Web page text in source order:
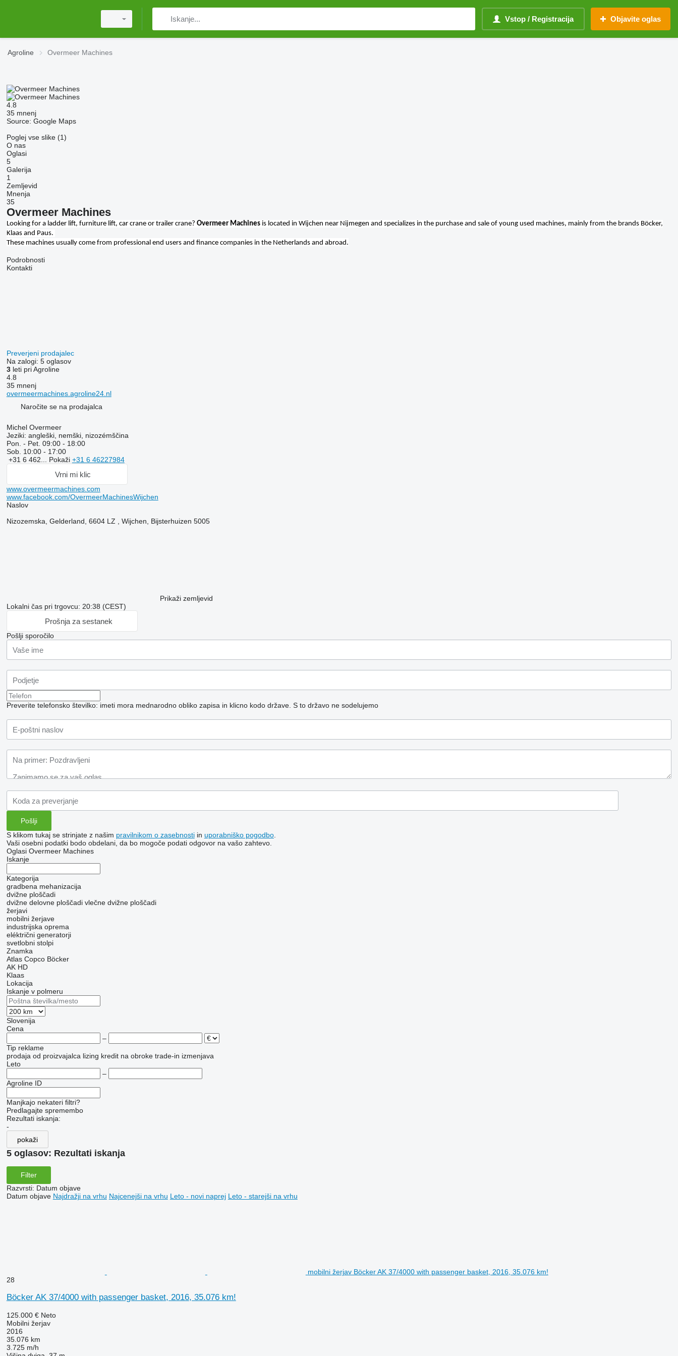
Vstop / Registracija Objavite oglas
Agroline Overmeer Machines
4.8
35 mnenj
Source: Google Maps
Poglej vse slike (1)
O nas
Oglasi
5
Galerija
1
Zemljevid
Mnenja
35
Overmeer Machines
Looking for a ladder lift, furniture lift, car crane or trailer crane? Overmeer Machinesis located in Wijchen near Nijmegen and specializes in the purchase and sale of young used machines, mainly from the brands Böcker,
Klaas and Paus.
These machines usually come from professional end users and finance companies in the Netherlands and abroad.
Podrobnosti
Kontakti
Preverjeni prodajalec
Na zalogi: 5 oglasov
3leti pri Agroline
4.8
35 mnenj
overmeermachines.agroline24.nl
Naročite se na prodajalca
Michel Overmeer
Jeziki: angleški, nemški, nizozémščina
Pon. - Pet. 09:00 - 18:00
Sob. 10:00 - 17:00
+31 6 462... Pokaži +31 6 46227984
Vrni mi klic
www.overmeermachines.com
www.facebook.com/OvermeerMachinesWijchen
Naslov
Nizozemska, Gelderland, 6604 LZ , Wijchen, Bijsterhuizen 5005
Prikaži zemljevid
Lokalni čas pri trgovcu: 20:38 (CEST)
Prošnja za sestanek
Pošlji sporočilo
Preverite telefonsko številko: imeti mora mednarodno obliko zapisa in klicno kodo države. S to državo ne sodelujemo
S klikom tukaj se strinjate z našim pravilnikom o zasebnostiin uporabniško pogodbo.
Vaši osebni podatki bodo obdelani, da bo mogoče podati odgovor na vašo zahtevo.
Oglasi Overmeer Machines
Iskanje
Kategorija
gradbena mehanizacija
dvižne ploščadi
dvižne delovne ploščadi vlečne dvižne ploščadi
žerjavi
mobilni žerjave
industrijska oprema
eléktrični generatorji
svetlobni stolpi
Znamka
Atlas Copco Böcker
AK HD
Klaas
Lokacija
Iskanje v polmeru
Slovenija
Cena
–
Tip reklame
prodaja od proizvajalca lizing kredit na obroke trade-in izmenjava
Leto
–
Agroline ID
Manjkajo nekateri filtri?
Predlagajte spremembo
Rezultati iskanja:
-
pokaži
5 oglasov: Rezultati iskanja
Filter
Razvrsti: Datum objave
Datum objave Najdražji na vrhu Najcenejši na vrhu Leto - novi naprej Leto - starejši na vrhu
mobilni žerjav Böcker AK 37/4000 with passenger basket, 2016, 35.076 km!
28
Böcker AK 37/4000 with passenger basket, 2016, 35.076 km!
125.000 € Neto
Mobilni žerjav
2016
35.076 km
3.725 m/h